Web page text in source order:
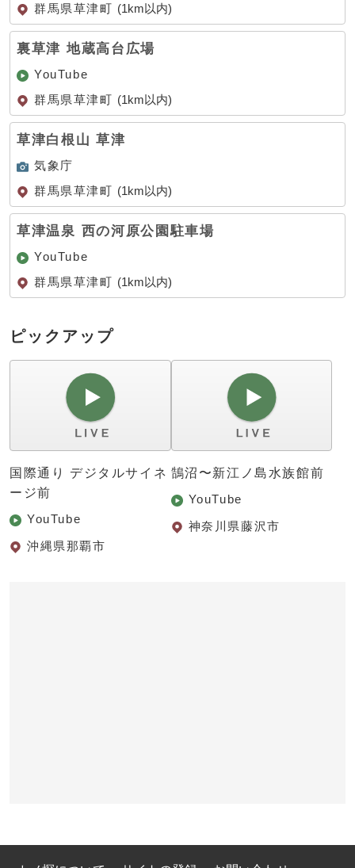
群馬県草津町 (1km以内)
裏草津 地蔵高台広場
YouTube
群馬県草津町 (1km以内)
草津白根山 草津
気象庁
群馬県草津町 (1km以内)
草津温泉 西の河原公園駐車場
YouTube
群馬県草津町 (1km以内)
ピックアップ
国際通り デジタルサイネ
ージ前
YouTube
沖縄県那覇市
鵠沼〜新江ノ島水族館前
YouTube
神奈川県藤沢市